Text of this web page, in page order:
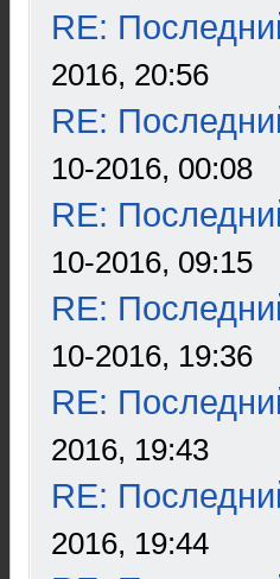
RE:
2016, 20:56
RE:
10-2016, 00:08
RE:
10-2016, 09:15
RE:
10-2016, 19:36
RE:
2016, 19:43
RE:
2016, 19:44